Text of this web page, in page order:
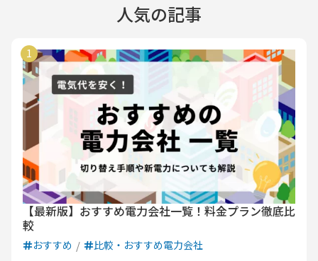
人気の記事
【最新版】おすすめ電力会社一覧！料金プラン徹底比
較
おすすめ 比較・おすすめ電力会社